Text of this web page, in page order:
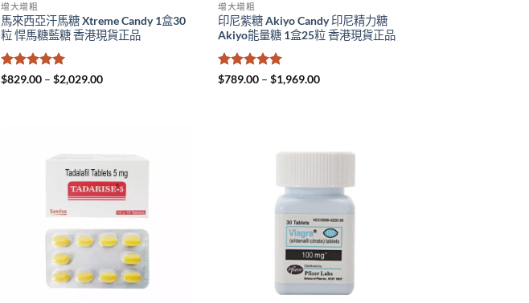
增大增粗
馬來西亞汗馬糖 Xtreme Candy 1盒30
粒 悍馬糖藍糖 香港現貨正品
評分5滿
$829.00 – $2,029.00Price
增大增粗
印尼紫糖 Akiyo Candy 印尼精力糖
Akiyo能量糖 1盒25粒 香港現貨正品
評分5滿
$789.00 – $1,969.00Price